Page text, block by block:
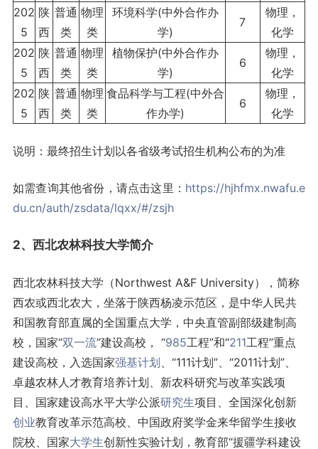
202
5
陕
西
普通
类
物理
类
环境科学(中外合作办
学)
7
物理，
化学
202
5
陕
西
普通
类
物理
类
植物保护(中外合作办
学)
6
物理，
化学
202
5
陕
西
普通
类
物理
类
食品科学与工程(中外合
作办学)
6
物理，
化学
说明：最终招生计划以各省级考试招生机构公布的为准
如需查询其他省份，请点击这里： https://hjhfmx.nwafu.e
du.cn/auth/zsdata/lqxx/#/zsjh
2、西北农林科技大学简介
西北农林科技大学（Northwest A&F University），简称
西农或西北农大，坐落于陕西杨凌示范区，是中华人民共
和国教育部直属的全国重点大学，中央直管副部级建制高
校，国家“双一流”建设高校， “985工程”和“211工程”重点
建设高校，入选国家强基计划 、“111计划”、“2011计划”、
卓越农林人才教育培养计划、新农科研究与改革实践项
目、国家建设高水平大学公派研究生项目、全国深化创新
创业教育改革示范高校、中国政府奖学金来华留学生接收
院校、国家大学生创新性实验计划，教育部“援疆学科建设